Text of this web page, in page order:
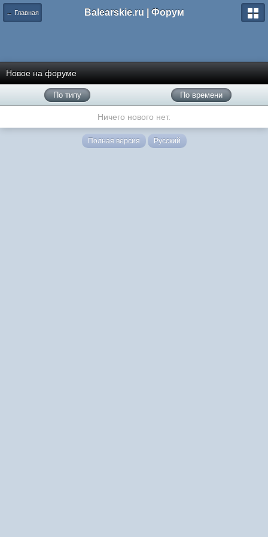
← Главная Balearskie.ru | Форум
Новое на форуме
По типу По времени
Ничего нового нет.
Полная версия Русский